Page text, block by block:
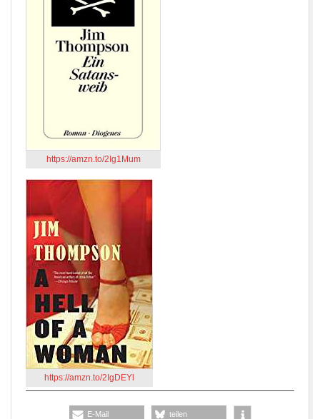
https://amzn.to/2Ig1Mum
https://amzn.to/2IgDEYl
E-Mail teilen